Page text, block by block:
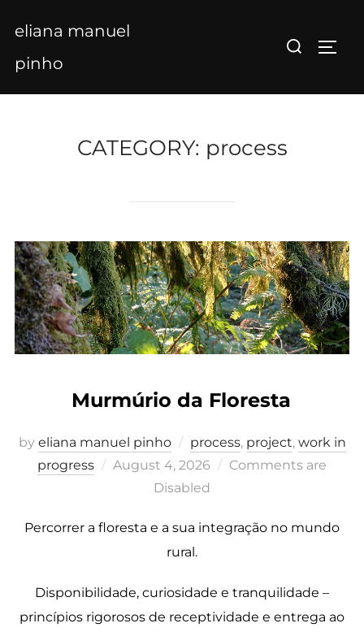
content
eliana manuel
pinho
Search
CATEGORY: process
Murmúrio da Floresta
by eliana manuel pinho process, project, work in
progress
Posted
August 4, 2026
Comments are
Disabled
Percorrer a floresta e a sua integração no mundo
rural.
Disponibilidade, curiosidade e tranquilidade –
princípios rigorosos de receptividade e entrega ao